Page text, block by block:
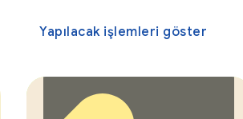
Yapılacak işlemleri göster